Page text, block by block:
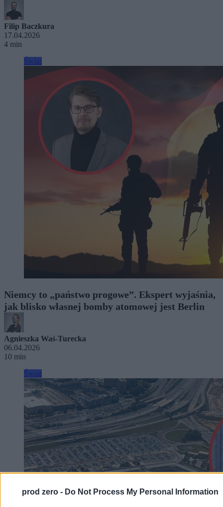
prod zero - Do Not Process My Personal Information
Filip Baczkura
17.04.2026
4 min
Niemcy to „państwo progowe”. Ekspert wyjaśnia,
jak blisko własnej bomby atomowej jest Berlin
Agnieszka Waś-Turecka
06.04.2026
10 min